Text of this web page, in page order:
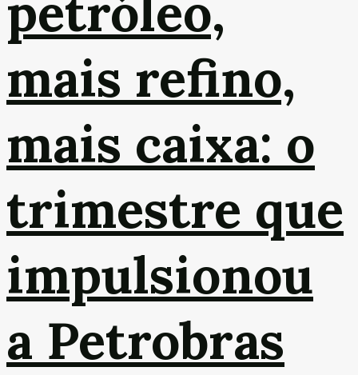
mais refino,
mais caixa: o
trimestre que
impulsionou
a Petrobras